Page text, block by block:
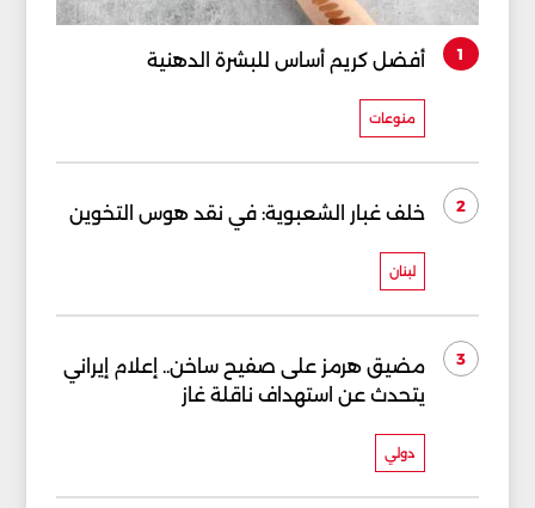
1 أفضل كريم أساس للبشرة الدهنية
منوعات
2 خلف غبار الشعبوية: في نقد هوس التخوين
لبنان
3
مضيق هرمز على صفيح ساخن.. إعلام إيراني
يتحدث عن استهداف ناقلة غاز
دولي